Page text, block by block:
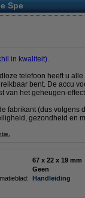
Spe
in kwaliteit).
telefoon heeft u
bent. De accu
van het geheugen-
fabrikant (dus volgens
gezondheid en
67 x 22 x 19 mm
Geen
Handleiding